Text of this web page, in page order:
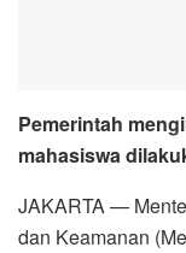
Pemerintah
mahasiswa
JAKARTA —
dan Keamanan